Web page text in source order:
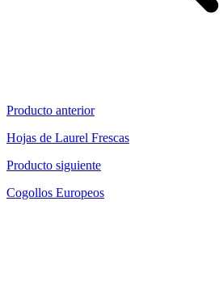
Producto anterior
Hojas de Laurel Frescas
Producto siguiente
Cogollos Europeos